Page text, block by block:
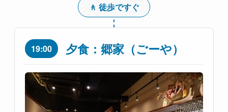
🚶 徒歩ですぐ
19:00 夕食：郷家（ごーや）